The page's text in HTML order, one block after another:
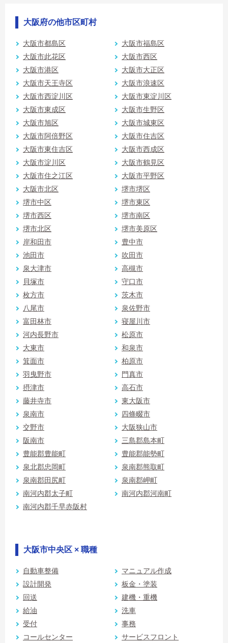
大阪府の他市区町村
大阪市都島区
大阪市福島区
大阪市此花区
大阪市西区
大阪市港区
大阪市大正区
大阪市天王寺区
大阪市浪速区
大阪市西淀川区
大阪市東淀川区
大阪市東成区
大阪市生野区
大阪市旭区
大阪市城東区
大阪市阿倍野区
大阪市住吉区
大阪市東住吉区
大阪市西成区
大阪市淀川区
大阪市鶴見区
大阪市住之江区
大阪市平野区
大阪市北区
堺市堺区
堺市中区
堺市東区
堺市西区
堺市南区
堺市北区
堺市美原区
岸和田市
豊中市
池田市
吹田市
泉大津市
高槻市
貝塚市
守口市
枚方市
茨木市
八尾市
泉佐野市
富田林市
寝屋川市
河内長野市
松原市
大東市
和泉市
箕面市
柏原市
羽曳野市
門真市
摂津市
高石市
藤井寺市
東大阪市
泉南市
四條畷市
交野市
大阪狭山市
阪南市
三島郡島本町
豊能郡豊能町
豊能郡能勢町
泉北郡忠岡町
泉南郡熊取町
泉南郡田尻町
泉南郡岬町
南河内郡太子町
南河内郡河南町
南河内郡千早赤阪村
大阪市中央区 × 職種
自動車整備
マニュアル作成
設計開発
板金・塗装
回送
建機・重機
給油
洗車
受付
事務
コールセンター
サービスフロント